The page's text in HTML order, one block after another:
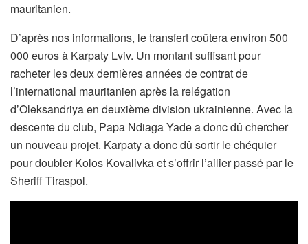
mauritanien.
D’après nos informations, le transfert coûtera environ 500
000 euros à Karpaty Lviv. Un montant suffisant pour
racheter les deux dernières années de contrat de
l’international mauritanien après la relégation
d’Oleksandriya en deuxième division ukrainienne. Avec la
descente du club, Papa Ndiaga Yade a donc dû chercher
un nouveau projet. Karpaty a donc dû sortir le chéquier
pour doubler Kolos Kovalivka et s’offrir l’ailier passé par le
Sheriff Tiraspol.